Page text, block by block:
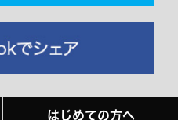
はじめての方へ